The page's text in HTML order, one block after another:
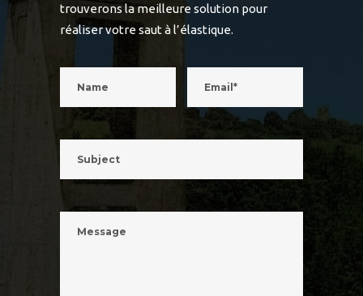
trouverons la meilleure solution pour
réaliser votre saut à l’élastique.